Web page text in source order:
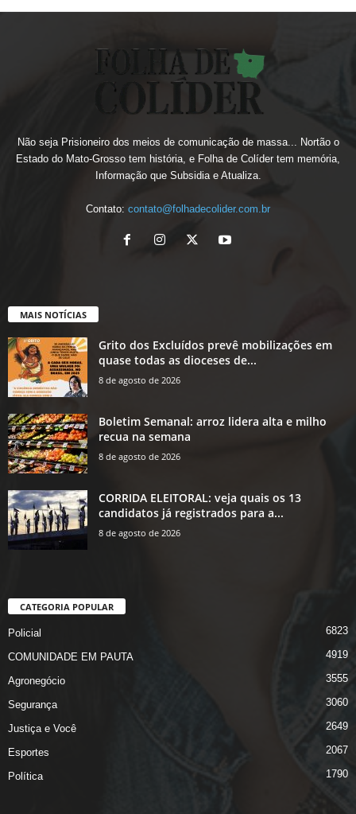
Não seja Prisioneiro dos meios de comunicação de massa... Nortão o
Estado do Mato-Grosso tem história, e Folha de Colíder tem memória,
Informação que Subsidia e Atualiza.
Contato: contato@folhadecolider.com.br
MAIS NOTÍCIAS
Grito dos Excluídos prevê mobilizações em
quase todas as dioceses de...
8 de agosto de 2026
Boletim Semanal: arroz lidera alta e milho
recua na semana
8 de agosto de 2026
CORRIDA ELEITORAL: veja quais os 13
candidatos já registrados para a...
8 de agosto de 2026
CATEGORIA POPULAR
Policial 6823
COMUNIDADE EM PAUTA 4919
Agronegócio 3555
Segurança 3060
Justiça e Você 2649
Esportes 2067
Política 1790